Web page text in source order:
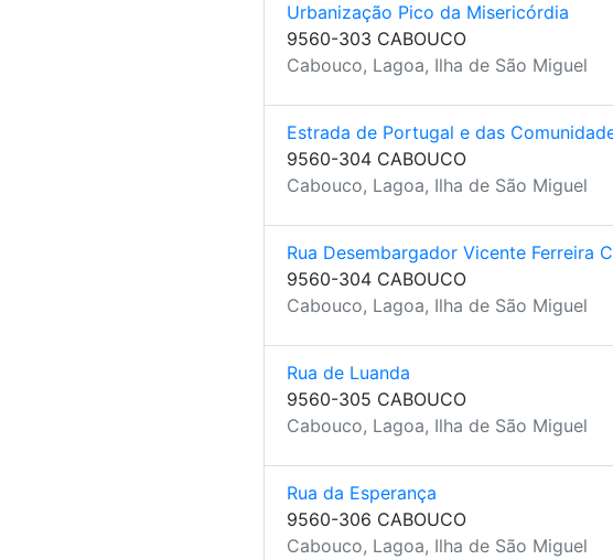
Urbanização Pico da Misericórdia
9560-303 CABOUCO
Cabouco, Lagoa, Ilha de São Miguel
Estrada de Portugal e das
9560-304 CABOUCO
Cabouco, Lagoa, Ilha de São Miguel
Rua Desembargador Vicente Ferreira
9560-304 CABOUCO
Cabouco, Lagoa, Ilha de São Miguel
Rua de Luanda
9560-305 CABOUCO
Cabouco, Lagoa, Ilha de São Miguel
Rua da Esperança
9560-306 CABOUCO
Cabouco, Lagoa, Ilha de São Miguel